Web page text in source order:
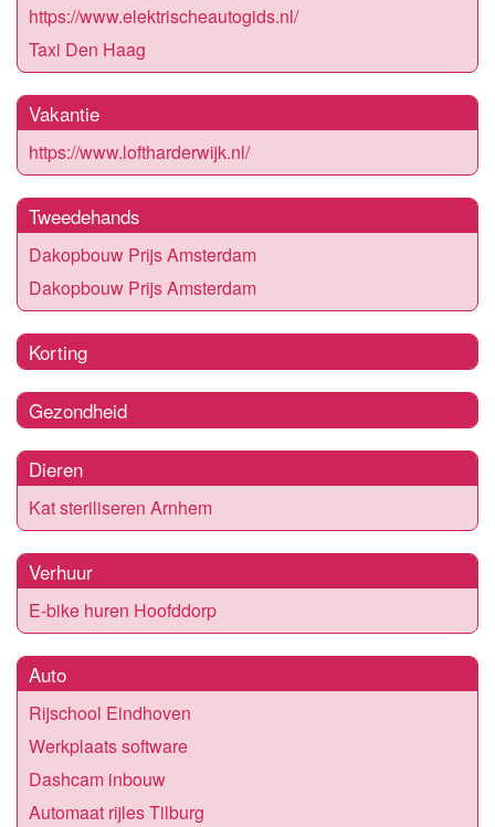
https://www.elektrischeautogids.nl/
Taxi Den Haag
Vakantie
https://www.loftharderwijk.nl/
Tweedehands
Dakopbouw Prijs Amsterdam
Dakopbouw Prijs Amsterdam
Korting
Gezondheid
Dieren
Kat steriliseren Arnhem
Verhuur
E-bike huren Hoofddorp
Auto
Rijschool Eindhoven
Werkplaats software
Dashcam inbouw
Automaat rijles Tilburg